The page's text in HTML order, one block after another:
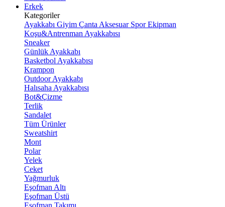
Erkek
Kategoriler
Ayakkabı Giyim Çanta Aksesuar Spor Ekipman
Koşu&Antrenman Ayakkabısı
Sneaker
Günlük Ayakkabı
Basketbol Ayakkabısı
Krampon
Outdoor Ayakkabı
Halısaha Ayakkabısı
Bot&Çizme
Terlik
Sandalet
Tüm Ürünler
Sweatshirt
Mont
Polar
Yelek
Ceket
Yağmurluk
Eşofman Altı
Eşofman Üstü
Eşofman Takımı